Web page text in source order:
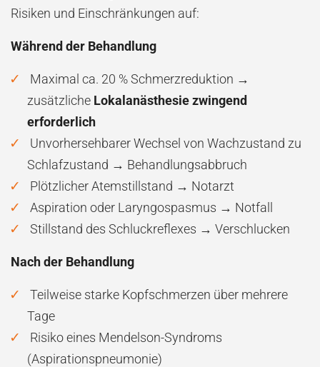
Risiken und Einschränkungen auf:
Während der Behandlung
Maximal ca. 20 % Schmerzreduktion →
zusätzliche Lokalanästhesie zwingend
erforderlich
Unvorhersehbarer Wechsel von Wachzustand zu
Schlafzustand → Behandlungsabbruch
Plötzlicher Atemstillstand → Notarzt
Aspiration oder Laryngospasmus → Notfall
Stillstand des Schluckreflexes → Verschlucken
Nach der Behandlung
Teilweise starke Kopfschmerzen über mehrere
Tage
Risiko eines Mendelson-Syndroms
(Aspirationspneumonie)